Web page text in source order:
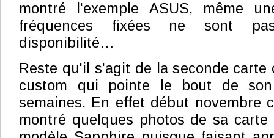
montré l'exemple ASUS, même
fréquences fixées ne sont
disponibilité…
Reste qu'il s'agit de la seconde carte
custom qui pointe le bout de
semaines. En effet début novembre
montré quelques photos de sa